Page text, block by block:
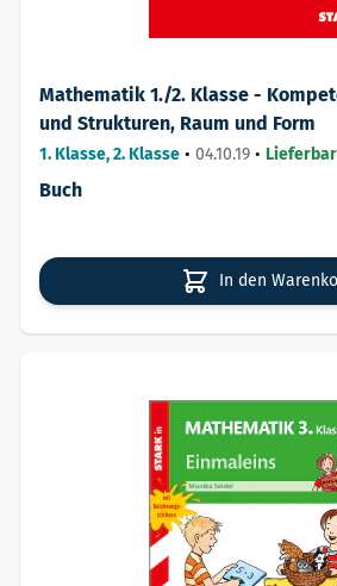
Mathematik 1./2. Klasse -
und Strukturen, Raum und Form
1. Klasse, 2. Klasse • 04.10.19 • Lieferbar
Buch
In den